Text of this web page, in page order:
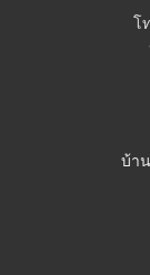
โ
บ้าน